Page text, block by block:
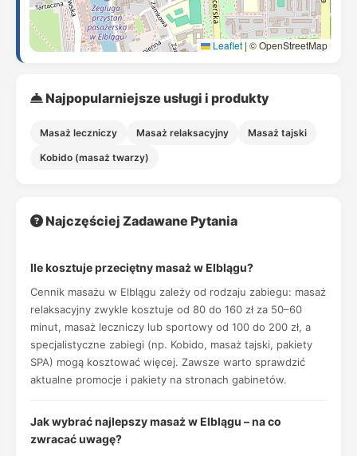
Leaflet | © OpenStreetMap
Najpopularniejsze usługi i produkty
Masaż leczniczy Masaż relaksacyjny Masaż tajski
Kobido (masaż twarzy)
Najczęściej Zadawane Pytania
Ile kosztuje przeciętny masaż w Elblągu?
Cennik masażu w Elblągu zależy od rodzaju zabiegu: masaż
relaksacyjny zwykle kosztuje od 80 do 160 zł za 50–60
minut, masaż leczniczy lub sportowy od 100 do 200 zł, a
specjalistyczne zabiegi (np. Kobido, masaż tajski, pakiety
SPA) mogą kosztować więcej. Zawsze warto sprawdzić
aktualne promocje i pakiety na stronach gabinetów.
Jak wybrać najlepszy masaż w Elblągu – na co
zwracać uwagę?